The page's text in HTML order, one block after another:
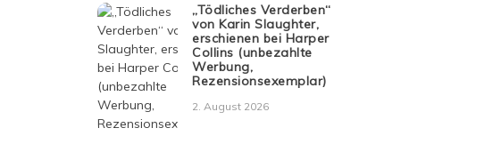
„Tödliches Verderben“
von Karin Slaughter,
erschienen bei Harper
Collins (unbezahlte
Werbung,
Rezensionsexemplar)
2. August 2026